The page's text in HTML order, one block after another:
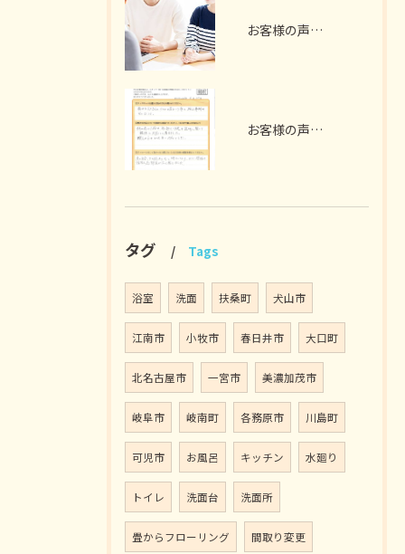
お客様の声 ～犬山市 S様 2世帯リノベーション～
お客様の声 犬山市 S様（床張り替え、畳をフローリングに）
タグ Tags
浴室 洗面 扶桑町 犬山市
江南市 小牧市 春日井市 大口町
北名古屋市 一宮市 美濃加茂市
岐阜市 岐南町 各務原市 川島町
可児市 お風呂 キッチン 水廻り
トイレ 洗面台 洗面所
畳からフローリング 間取り変更